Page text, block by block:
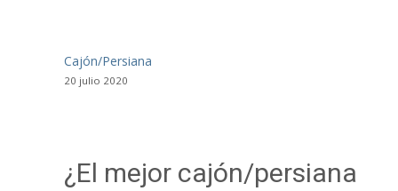
Cajón/Persiana
20 julio 2020
¿El mejor cajón/persiana